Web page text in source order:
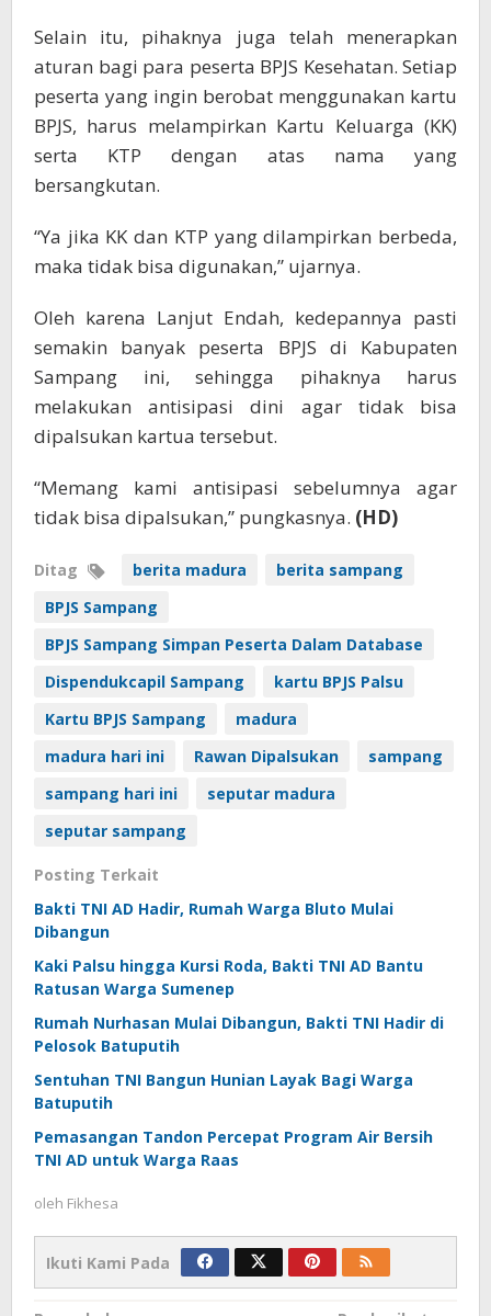
Selain itu, pihaknya juga telah menerapkan
aturan bagi para peserta BPJS Kesehatan. Setiap
peserta yang ingin berobat menggunakan kartu
BPJS, harus melampirkan Kartu Keluarga (KK)
serta KTP dengan atas nama yang
bersangkutan.
“Ya jika KK dan KTP yang dilampirkan berbeda,
maka tidak bisa digunakan,” ujarnya.
Oleh karena Lanjut Endah, kedepannya pasti
semakin banyak peserta BPJS di Kabupaten
Sampang ini, sehingga pihaknya harus
melakukan antisipasi dini agar tidak bisa
dipalsukan kartua tersebut.
“Memang kami antisipasi sebelumnya agar
tidak bisa dipalsukan,” pungkasnya. (HD)
Ditag berita madura
berita sampang
BPJS Sampang
BPJS Sampang Simpan Peserta Dalam Database
Dispendukcapil Sampang
kartu BPJS Palsu
Kartu BPJS Sampang
madura
madura hari ini
Rawan Dipalsukan
sampang
sampang hari ini
seputar madura
seputar sampang
Posting Terkait
Bakti TNI AD Hadir, Rumah Warga Bluto Mulai
Dibangun
Kaki Palsu hingga Kursi Roda, Bakti TNI AD Bantu
Ratusan Warga Sumenep
Rumah Nurhasan Mulai Dibangun, Bakti TNI Hadir di
Pelosok Batuputih
Sentuhan TNI Bangun Hunian Layak Bagi Warga
Batuputih
Pemasangan Tandon Percepat Program Air Bersih
TNI AD untuk Warga Raas
oleh Fikhesa
Ikuti Kami Pada